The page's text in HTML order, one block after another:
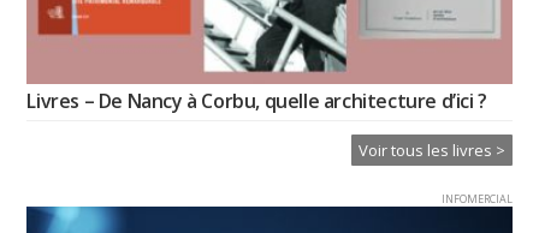
Livres – De Nancy à Corbu, quelle architecture d’ici ?
Voir tous les livres >
INFOMERCIAL